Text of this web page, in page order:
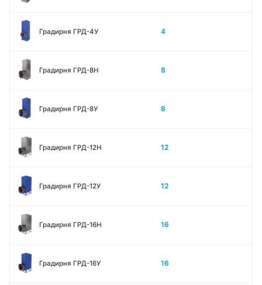
Градирня ГРД-4У 4
Градирня ГРД-8H 8
Градирня ГРД-8У 8
Градирня ГРД-12H 12
Градирня ГРД-12У 12
Градирня ГРД-16Н 16
Градирня ГРД-16У 16